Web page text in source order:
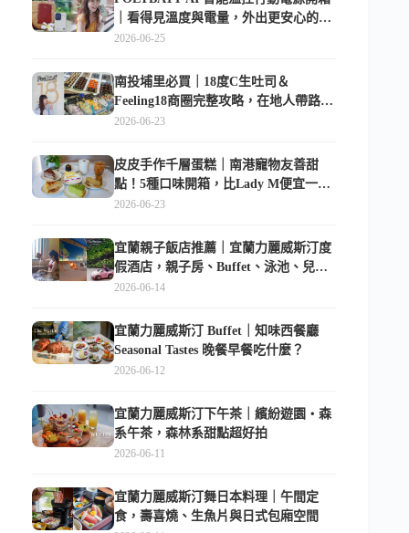
｜看得見溫度與電量，外出更安心的
10000mAh 行動電源
2026-06-25
南投埔里必買｜18度C生吐司＆
Feeling18商圈完整攻略，在地人帶路這
樣逛
2026-06-23
皮皮手作千層蛋糕｜南港寵物友善甜
點！5種口味開箱，比Lady M便宜一半
的台北隱藏版
2026-06-23
宜蘭親子飯店推薦｜宜蘭力麗威斯汀度
假酒店，親子房、Buffet、泳池、兒童
俱樂部超適合放電
2026-06-14
宜蘭力麗威斯汀 Buffet｜知味西餐廳
Seasonal Tastes 晚餐早餐吃什麼？
2026-06-12
宜蘭力麗威斯汀下午茶｜繽紛遊園・森
系午茶，森林系甜點超好拍
2026-06-11
宜蘭力麗威斯汀舞日本料理｜午間定
食，壽喜燒、生魚片與日式包廂空間